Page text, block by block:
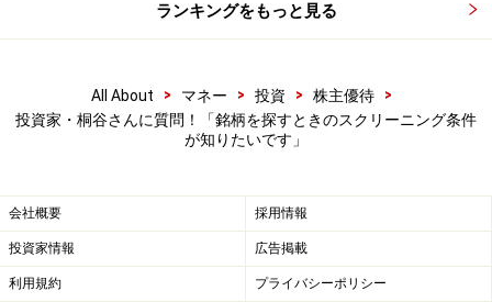
ランキングをもっと見る
All About > マネー > 投資 > 株主優待
>
投資家・桐谷さんに質問！「銘柄を探すときのスクリーニング条件
が知りたいです」
会社概要 採用情報
投資家情報 広告掲載
利用規約 プライバシーポリシー